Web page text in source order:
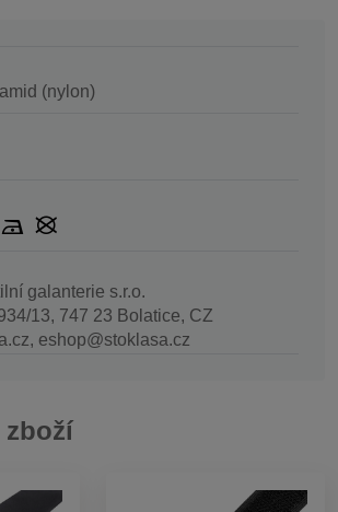
(nylon)
galanterie s.r.o.
13, 747 23 Bolatice, CZ
eshop@stoklasa.cz